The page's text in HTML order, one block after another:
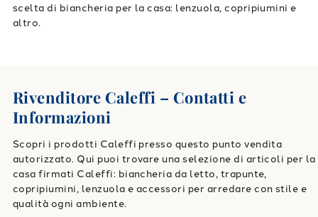
scelta di biancheria per la casa: lenzuola, copripiumini e
altro.
Rivenditore Caleffi – Contatti e
Informazioni
Scopri i prodotti Caleffi presso questo punto vendita
autorizzato. Qui puoi trovare una selezione di articoli per la
casa firmati Caleffi: biancheria da letto, trapunte,
copripiumini, lenzuola e accessori per arredare con stile e
qualità ogni ambiente.